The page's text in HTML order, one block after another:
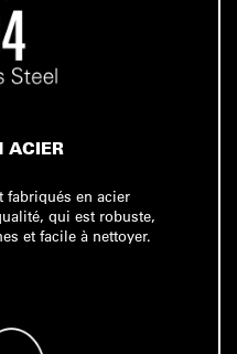
ACIER
fabriqués en acier
qui est robuste,
et facile à nettoyer.